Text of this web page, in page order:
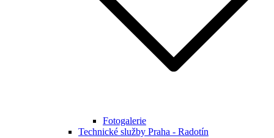
Fotogalerie
Technické služby Praha - Radotín